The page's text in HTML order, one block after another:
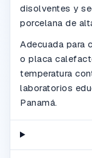
disolventes y
porcelana de
Adecuada para
o placa
temperatura
laboratorios
Panamá.